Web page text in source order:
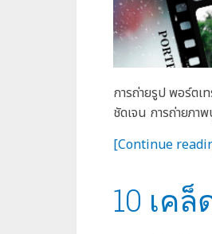
การถ่ายรูป พอร์ตเ
ชัดเจน การถ่ายภา
[Continue
10 เค